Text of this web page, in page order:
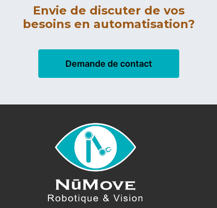
Envie de discuter de vos
besoins en automatisation?
Demande de contact